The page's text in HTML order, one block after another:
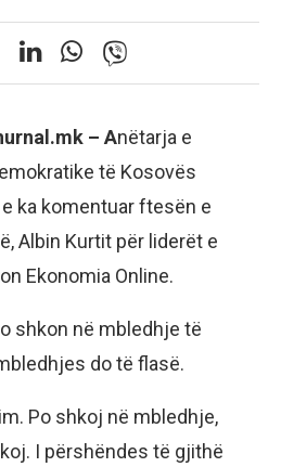
– Anëtarja e
të Kosovës
ka komentuar ftesën e
Albin Kurtit për liderët e
Ekonomia Online.
shkon në mbledhje të
do të flasë.
Po shkoj në mbledhje,
I përshëndes të gjithë